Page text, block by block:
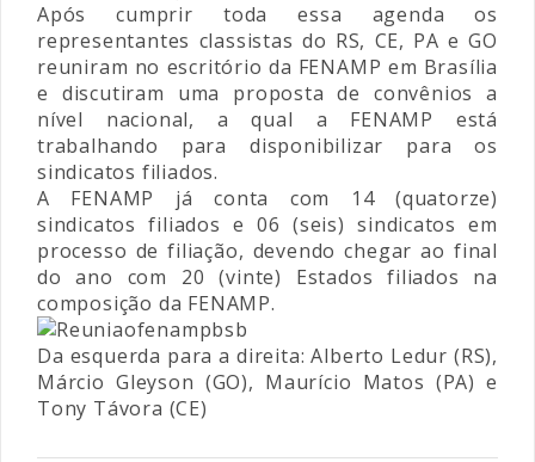
Após cumprir toda essa agenda os
representantes classistas do RS, CE, PA e GO
reuniram no escritório da FENAMP em Brasília
e discutiram uma proposta de convênios a
nível nacional, a qual a FENAMP está
trabalhando para disponibilizar para os
sindicatos filiados.
A FENAMP já conta com 14 (quatorze)
sindicatos filiados e 06 (seis) sindicatos em
processo de filiação, devendo chegar ao final
do ano com 20 (vinte) Estados filiados na
composição da FENAMP.
Da esquerda para a direita: Alberto Ledur (RS),
Márcio Gleyson (GO), Maurício Matos (PA) e
Tony Távora (CE)